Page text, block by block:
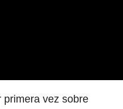
primera vez sobre